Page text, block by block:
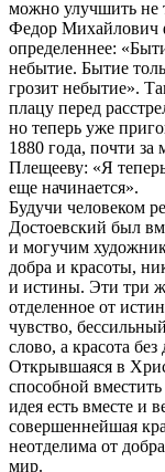
можно улучшить не
Федор Михайлович
определеннее:
небытие. Бытие
грозит небытие».
плацу перед
но теперь уже
1880 года, почти
Плещееву: «Я
еще начинается».
Будучи человеком
Достоевский был
и могучим
добра и красоты,
и истины. Эти три
отделенное от
чувство,
слово, а красота
Открывшаяся в
способной
идея есть вместе и
совершеннейшая
неотделима от
мир.